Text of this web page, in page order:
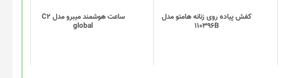
کفش پیاده روی زنانه هامتو مدل
110396B
گزینه
ها
ساعت هوشمند میبرو مدل C2
global
گزینه
ها